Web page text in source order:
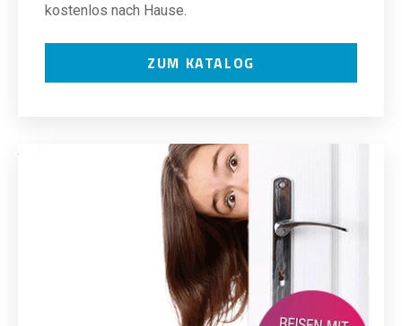
kostenlos nach Hause.
ZUM KATALOG